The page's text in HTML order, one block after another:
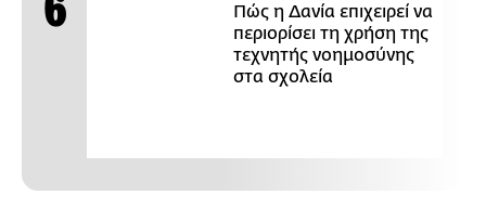
Πώς η Δανία επιχειρεί να
περιορίσει τη χρήση της
τεχνητής νοημοσύνης
στα σχολεία